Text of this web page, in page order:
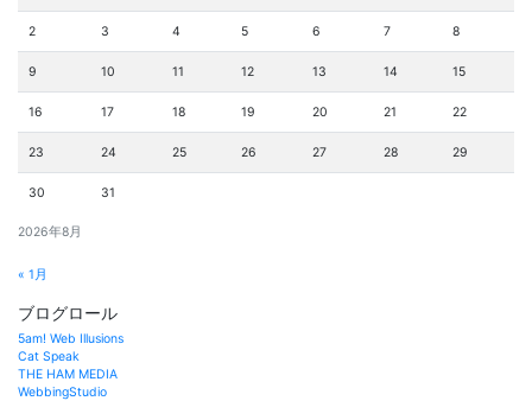
2026年8月
2 3 4 5 6 7 8
9 10 11 12 13 14 15
16 17 18 19 20 21 22
23 24 25 26 27 28 29
30 31
« 1月
ブログロール
5am! Web Illusions
Cat Speak
THE HAM MEDIA
WebbingStudio